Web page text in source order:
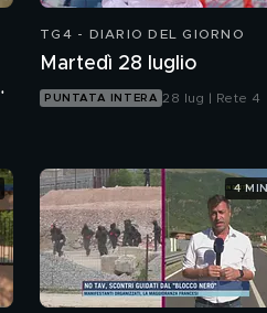
TG4 - DIARIO DEL GIORNO
Martedì 28 luglio
PUNTATA INTERA 28 lug | Rete 4
4 MIN